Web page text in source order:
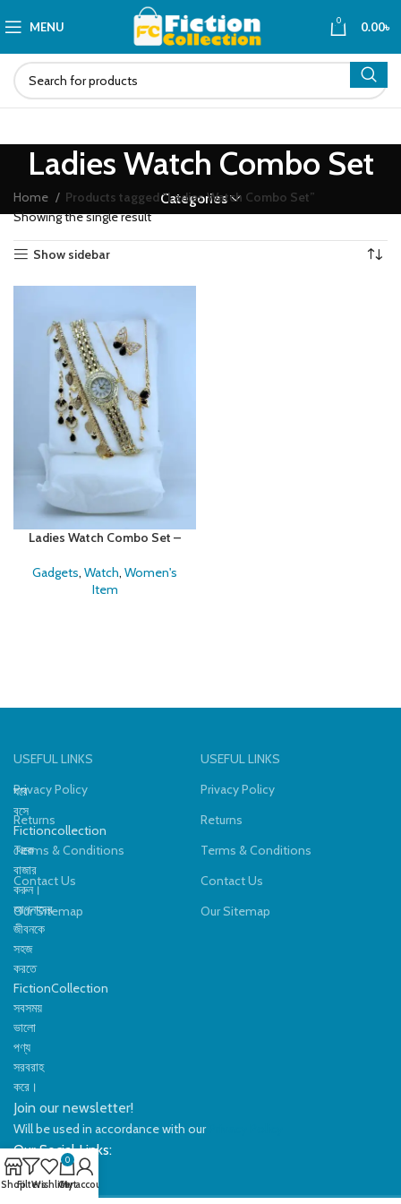
MENU 0 0.00৳
Ladies Watch Combo Set
Categories
Home
Products tagged “Ladies Watch Combo Set”
Showing the single result
Show sidebar
Ladies Watch Combo Set –
Gadgets, Watch, Women's
Item
ঘরে
বসে
Fictioncollection
থেকে
বাজার
করুন।
আপনাদের
জীবনকে
সহজ
করতে
FictionCollection
সবসময়
ভালো
পণ্য
সরবরাহ
করে।
USEFUL LINKS
Privacy Policy
Returns
Terms & Conditions
Contact Us
Our Sitemap
USEFUL LINKS
Privacy Policy
Returns
Terms & Conditions
Contact Us
Our Sitemap
Join our newsletter!
Will be used in accordance with our
Our Social Links:
ShopFiltersWishlist
0
Cart
My account